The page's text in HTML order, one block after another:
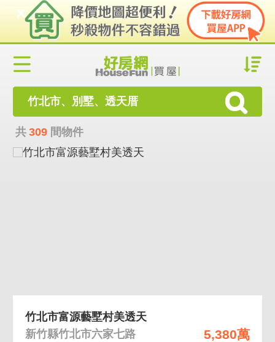
竹北市、別墅、透天厝
共 309 間物件
5,380萬
竹北市富源藝墅村美透天
新竹縣竹北市六家七路